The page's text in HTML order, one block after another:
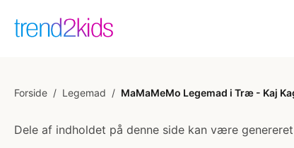
Forside / Legemad / MaMaMeMo Legemad i Træ - Kaj
Dele af indholdet på denne side kan være